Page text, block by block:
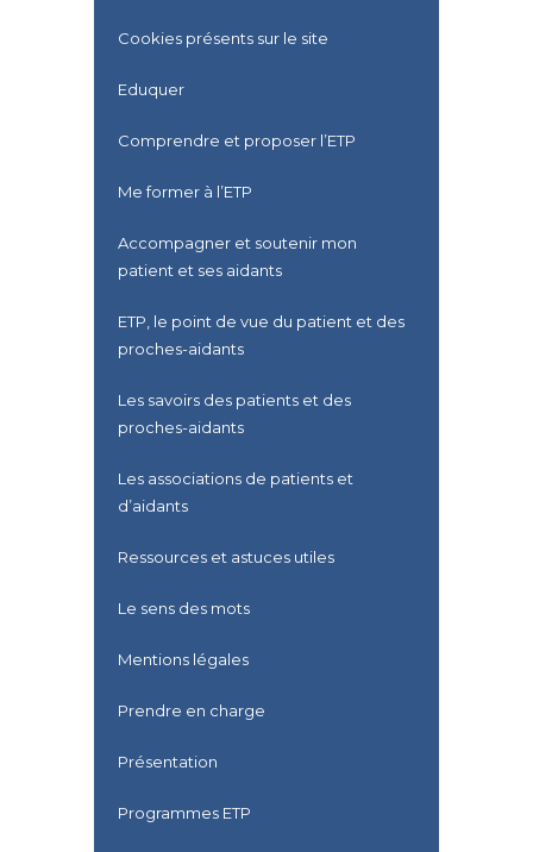
Cookies présents sur le site
Eduquer
Comprendre et proposer l’ETP
Me former à l’ETP
Accompagner et soutenir mon
patient et ses aidants
ETP, le point de vue du patient et des
proches-aidants
Les savoirs des patients et des
proches-aidants
Les associations de patients et
d’aidants
Ressources et astuces utiles
Le sens des mots
Mentions légales
Prendre en charge
Présentation
Programmes ETP